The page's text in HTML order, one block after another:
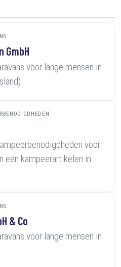
GmbH
voor lange mensen in
voor
een kampeerartikelen in
& Co
voor lange mensen in